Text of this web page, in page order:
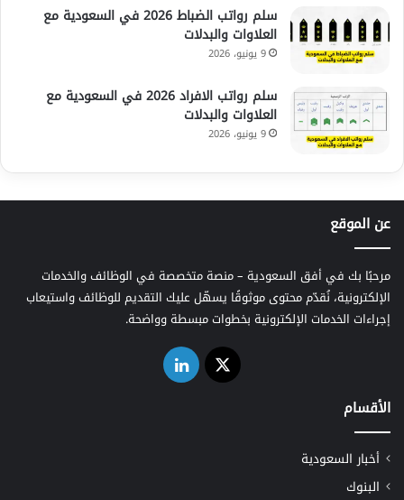
سلم رواتب الضباط 2026 في السعودية مع
العلاوات والبدلات
9 يونيو، 2026
سلم رواتب الافراد 2026 في السعودية مع
العلاوات والبدلات
9 يونيو، 2026
عن الموقع
مرحبًا بك في أفق السعودية – منصة متخصصة في الوظائف والخدمات
الإلكترونية، نُقدّم محتوى موثوقًا يسهّل عليك التقديم للوظائف واستيعاب
إجراءات الخدمات الإلكترونية بخطوات مبسطة وواضحة.
‫X لينكدإن
الأقسام
أخبار السعودية
البنوك